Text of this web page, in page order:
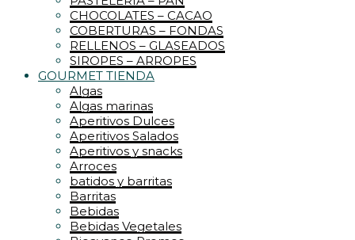
CHOCOLATES – CACAO
COBERTURAS – FONDAS
RELLENOS – GLASEADOS
SIROPES – ARROPES
GOURMET TIENDA
Algas
Algas marinas
Aperitivos Dulces
Aperitivos Salados
Aperitivos y snacks
Arroces
batidos y barritas
Barritas
Bebidas
Bebidas Vegetales